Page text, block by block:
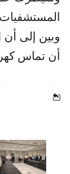
وبين إلى أن
أن تماس